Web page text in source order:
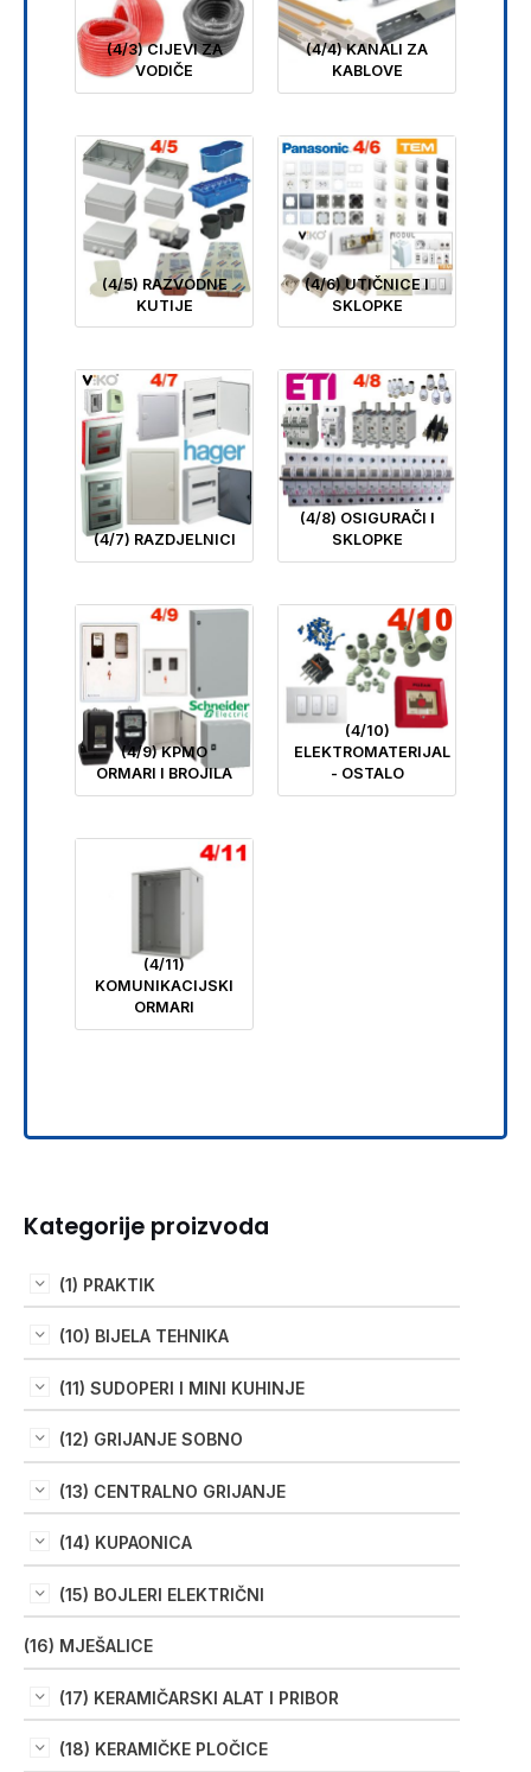
Kategorije proizvoda
(1) PRAKTIK
(10) BIJELA TEHNIKA
(11) SUDOPERI I MINI KUHINJE
(12) GRIJANJE SOBNO
(13) CENTRALNO GRIJANJE
(14) KUPAONICA
(15) BOJLERI ELEKTRIČNI
(16) MJEŠALICE
(17) KERAMIČARSKI ALAT I PRIBOR
(18) KERAMIČKE PLOČICE
(4/3) CIJEVI ZA
VODIČE
(4/4) KANALI ZA
KABLOVE
(4/5) RAZVODNE
KUTIJE
(4/6) UTIČNICE I
SKLOPKE
(4/7) RAZDJELNICI
(4/8) OSIGURAČI I
SKLOPKE
(4/9) KPMO
ORMARI I BROJILA
(4/10)
ELEKTROMATERIJAL
- OSTALO
(4/11)
KOMUNIKACIJSKI
ORMARI